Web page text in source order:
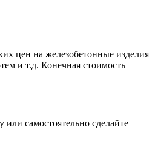
цен на железобетонные изделия
и т.д. Конечная стоимость
самостоятельно сделайте